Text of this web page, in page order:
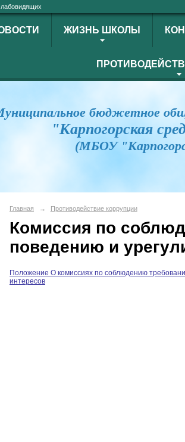
ЖИЗНЬ ШКОЛЫ
бюджетное
"Карпогорская
(МБОУ
Главная → Противодействие коррупции
Комиссия по
поведению и
Положение О комиссиях по соблюдению
интересов